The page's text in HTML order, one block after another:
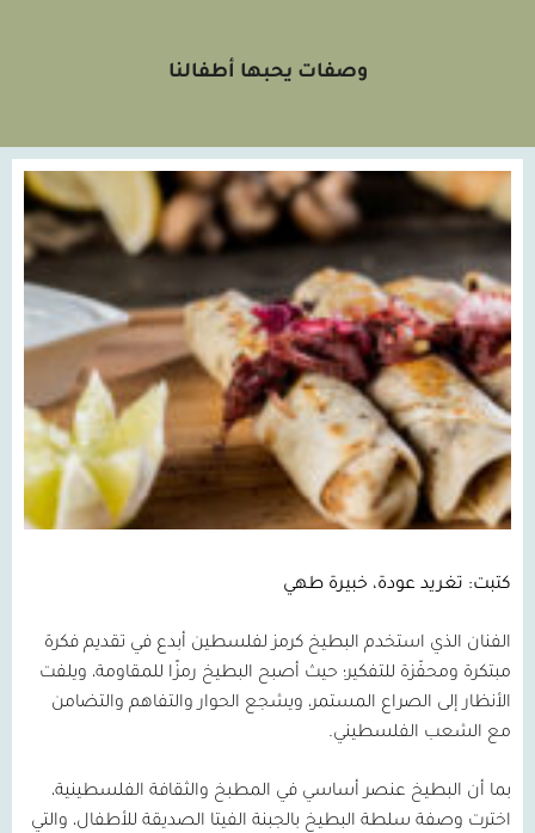
وصفات يحبها أطفالنا
كتبت: تغريد عودة، خبيرة طهي
الفنان الذي استخدم البطيخ كرمز لفلسطين أبدع في تقديم فكرة
مبتكرة ومحفّزة للتفكير؛ حيث أصبح البطيخ رمزًا للمقاومة، ويلفت
الأنظار إلى الصراع المستمر، ويشجع الحوار والتفاهم والتضامن
مع الشعب الفلسطيني.
بما أن البطيخ عنصر أساسي في المطبخ والثقافة الفلسطينية،
اخترت وصفة سلطة البطيخ بالجبنة الفيتا الصديقة للأطفال، والتي